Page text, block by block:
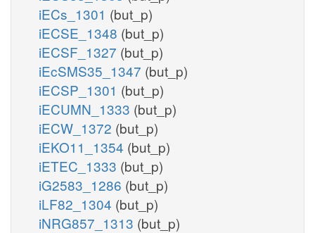
iECs_1301 (but_p)
iECSE_1348 (but_p)
iECSF_1327 (but_p)
iEcSMS35_1347 (but_p)
iECSP_1301 (but_p)
iECUMN_1333 (but_p)
iECW_1372 (but_p)
iEKO11_1354 (but_p)
iETEC_1333 (but_p)
iG2583_1286 (but_p)
iLF82_1304 (but_p)
iNRG857_1313 (but_p)